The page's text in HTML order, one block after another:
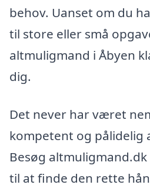
behov. Uanset om du
til store eller små
altmuligmand i Åbyen
dig.
Det never har været
kompetent og pålidelig
Besøg
til at finde den rette